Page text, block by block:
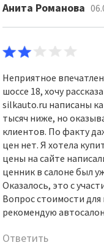
Анита Романова
Неприятное
шоссе 18, хочу
silkauto.ru написаны
тысяч ниже, но
клиентов. По факту
цен нет. Я хотела
цены на сайте
ценник в салоне был
Оказалось, это с
Вопрос стоимости
рекомендую
Ответить